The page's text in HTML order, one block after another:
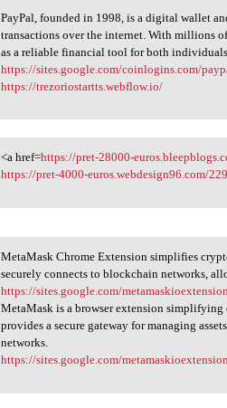
PayPal, founded in 1998, is a
PayPal, founded in 1998, is a digital wallet
transactions over the internet. With millions
as a reliable financial tool for both individuals
https://sites.google.com/coinlogins.com/
https://trezoriostartts.webflow.io/
<a href=https://pret-28000
<a href=https://pret-28000-
https://pret-4000-euros.webdesign96.com/
MetaMask Chrome Extension
MetaMask Chrome Extension simplifies
securely connects to blockchain networks,
https://sites.google.com/
MetaMask is a browser extension
provides a secure gateway for managing
networks.
https://sites.google.com/